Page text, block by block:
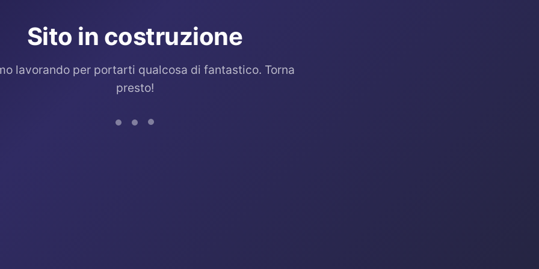
Sito in costruzione
lavorando per portarti qualcosa di fantastico. Torna
presto!